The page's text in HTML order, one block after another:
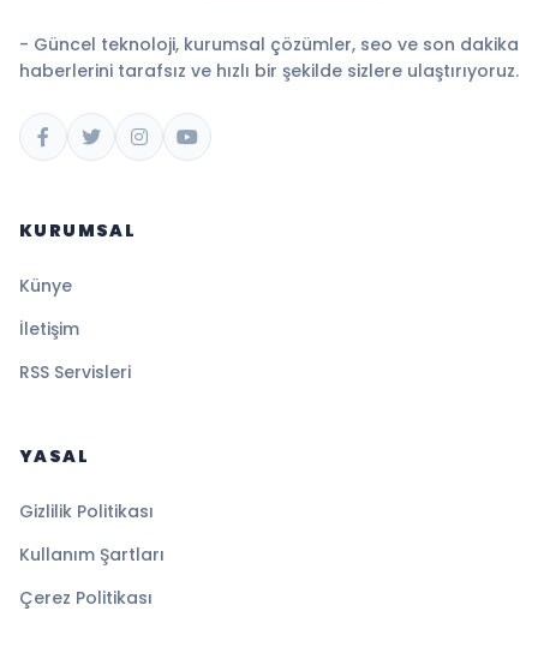
- Güncel teknoloji, kurumsal çözümler, seo ve son dakika
haberlerini tarafsız ve hızlı bir şekilde sizlere ulaştırıyoruz.
KURUMSAL
Künye
İletişim
RSS Servisleri
YASAL
Gizlilik Politikası
Kullanım Şartları
Çerez Politikası